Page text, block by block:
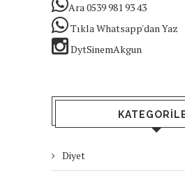
Ara 0539 981 93 43
Tıkla Whatsapp'dan Yaz
DytSinemAkgun
Diyet